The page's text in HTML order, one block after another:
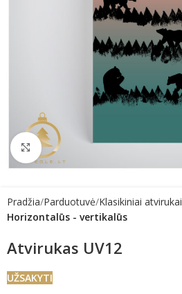
Click to enlarge
Pradžia Parduotuvė Klasikiniai atvirukai
Horizontalūs - vertikalūs
Atvirukas UV12
UŽSAKYTI